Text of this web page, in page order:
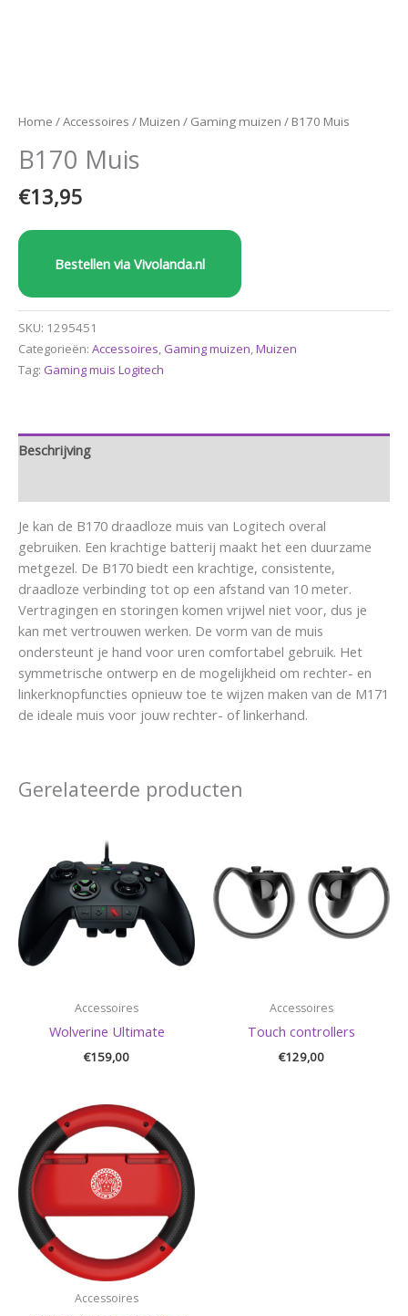
Home /Accessoires / Muizen / Gaming muizen / B170 Muis
B170 Muis
€13,95
Bestellen via Vivolanda.nl
SKU: 1295451
Categorieën: Accessoires, Gaming muizen,Muizen
Tag: Gaming muis Logitech
Beschrijving
Je kan de B170 draadloze muis van Logitech overal
gebruiken. Een krachtige batterij maakt het een duurzame
metgezel. De B170 biedt een krachtige, consistente,
draadloze verbinding tot op een afstand van 10 meter.
Vertragingen en storingen komen vrijwel niet voor, dus je
kan met vertrouwen werken. De vorm van de muis
ondersteunt je hand voor uren comfortabel gebruik. Het
symmetrische ontwerp en de mogelijkheid om rechter- en
linkerknopfuncties opnieuw toe te wijzen maken van de M171
de ideale muis voor jouw rechter- of linkerhand.
Gerelateerde producten
Accessoires
Wolverine Ultimate
€159,00
Accessoires
Touch controllers
€129,00
Accessoires